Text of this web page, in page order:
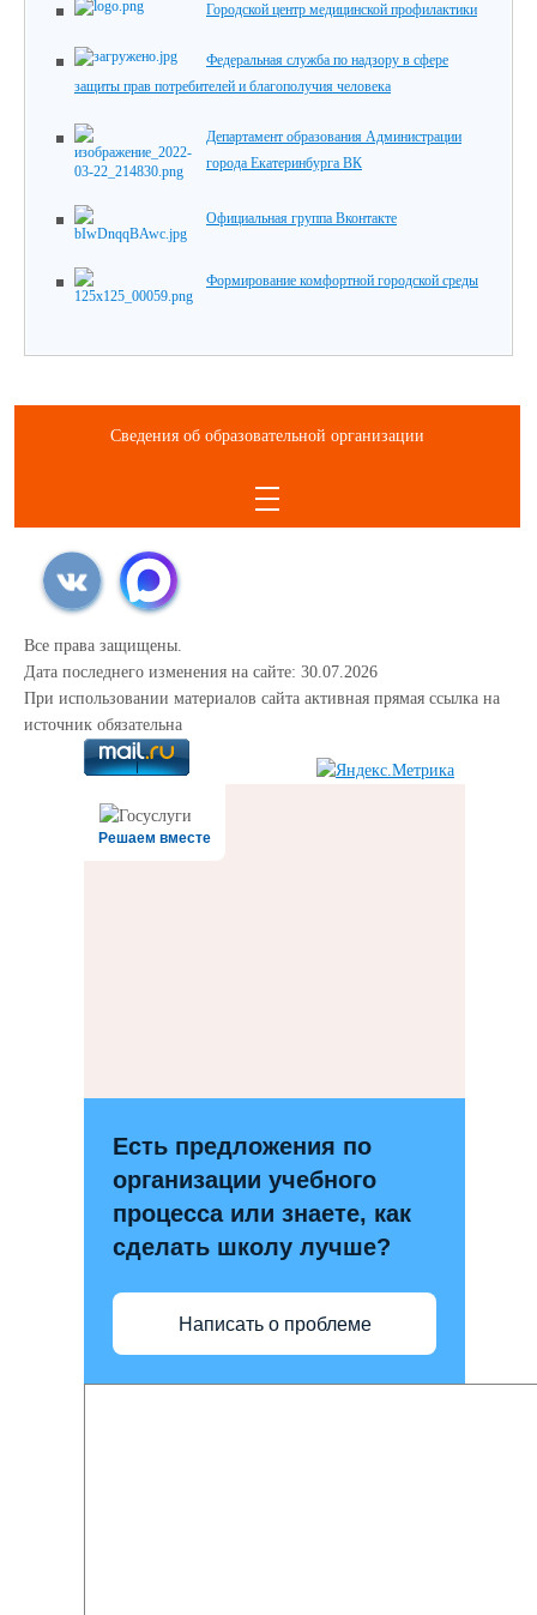
Городской центр медицинской профилактики
Федеральная служба по надзору в сфере
защиты прав потребителей и благополучия человека
Департамент образования Администрации
города Екатеринбурга ВК
Официальная группа Вконтакте
Формирование комфортной городской среды
Сведения об образовательной организации
Все права защищены.
Дата последнего изменения на сайте: 30.07.2026
При использовании материалов сайта активная прямая ссылка на
источник обязательна
Решаем вместе
Есть предложения по
организации учебного
процесса или знаете, как
сделать школу лучше?
Написать о проблеме